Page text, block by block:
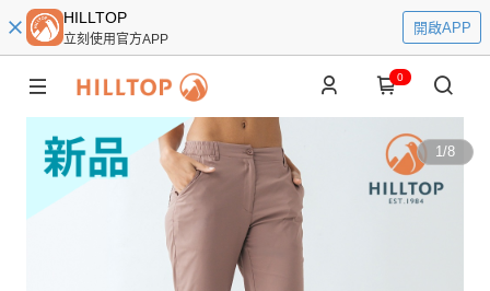
HILLTOP
立刻使用官方APP
開啟APP
0
1/8